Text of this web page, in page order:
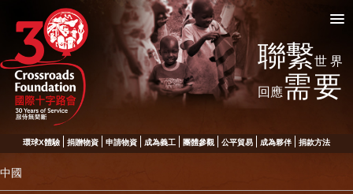
聯繫世界
回應需要
環球X體驗 捐贈物資 申請物資 成為義工 團體參觀 公平貿易 成為夥伴 捐款方法
中國